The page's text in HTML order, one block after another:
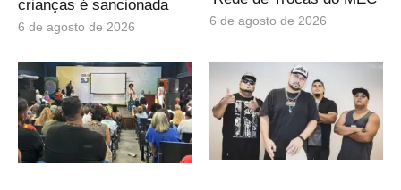
crianças é sancionada
6 de agosto de 2026 6 de agosto de 2026